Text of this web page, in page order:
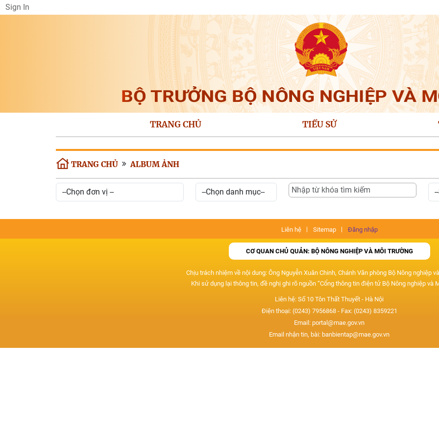
Sign In
TRANG CHỦ TIỂU SỬ
TRANG CHỦ ALBUM ẢNH
Liên hệ Sitemap Đăng nhập
CƠ QUAN CHỦ QUẢN: BỘ NÔNG NGHIỆP VÀ MÔI TRƯỜNG
Chịu trách nhiệm về nội dung: Ông Nguyễn Xuân Chinh, Chánh Văn phòng Bộ Nông nghiệp
Khi sử dụng lại thông tin, đề nghị ghi rõ nguồn “Cổng thông tin điện tử Bộ Nông nghiệp và
Liên hệ: Số 10 Tôn Thất Thuyết - Hà Nội
Điện thoại: (0243) 7956868 - Fax: (0243) 8359221
Email: portal@mae.gov.vn
Email nhận tin, bài: banbientap@mae.gov.vn